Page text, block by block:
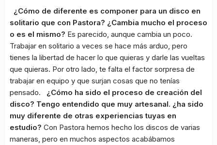
¿Cómo de diferente es componer para un disco en
solitario que con Pastora? ¿Cambia mucho el proceso
o es el mismo? Es parecido, aunque cambia un poco.
Trabajar en solitario a veces se hace más arduo, pero
tienes la libertad de hacer lo que quieras y darle las vueltas
que quieras. Por otro lado, te falta el factor sorpresa de
trabajar en equipo y que surjan cosas que no tenías
pensado. ¿Cómo ha sido el proceso de creación del
disco? Tengo entendido que muy artesanal. ¿ha sido
muy diferente de otras experiencias tuyas en
estudio? Con Pastora hemos hecho los discos de varias
maneras, pero en muchos aspectos acabábamos